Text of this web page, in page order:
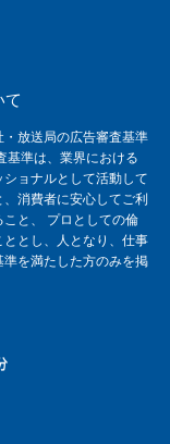
放送局の広告審査基準
基準は、業界における
ョナルとして活動して
消費者に安心してご利
と、 プロとしての倫
とし、人となり、仕事
を満たした方のみを掲